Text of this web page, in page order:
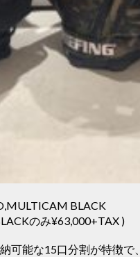
BLACK
のみ¥63,000+TAX )
可能な15口分割が特徴で、